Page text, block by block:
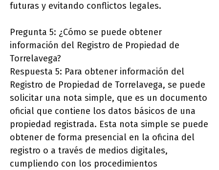
futuras y evitando conflictos legales.
Pregunta 5: ¿Cómo se puede obtener
información del Registro de Propiedad de
Torrelavega?
Respuesta 5: Para obtener información del
Registro de Propiedad de Torrelavega, se puede
solicitar una nota simple, que es un documento
oficial que contiene los datos básicos de una
propiedad registrada. Esta nota simple se puede
obtener de forma presencial en la oficina del
registro o a través de medios digitales,
cumpliendo con los procedimientos